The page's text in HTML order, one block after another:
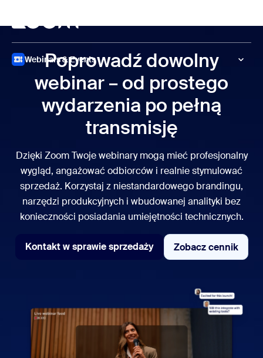
Webinars & Events
Poprowadź dowolny
webinar – od prostego
wydarzenia po pełną
transmisję
Dzięki Zoom Twoje webinary mogą mieć profesjonalny
wygląd, angażować odbiorców i realnie stymulować
sprzedaż. Korzystaj z niestandardowego brandingu,
narzędzi produkcyjnych i wbudowanej analityki bez
konieczności posiadania umiejętności technicznych.
Kontakt w sprawie sprzedaży
Kontakt w sprawie sprzedaży
Zobacz cennik
Zobacz